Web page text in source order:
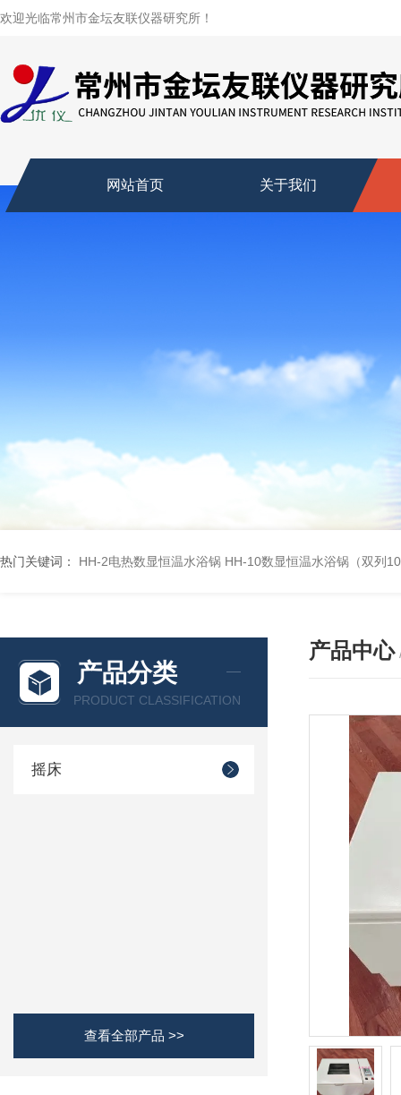
欢迎光临常州市金坛友联仪器研究所！
网站首页 关于我们
热门关键词： HH-2电热数显恒温水浴锅 HH-10数显恒温水浴锅（双列
产品分类
PRODUCT CLASSIFICATION
摇床
查看全部产品 >>
产品中心